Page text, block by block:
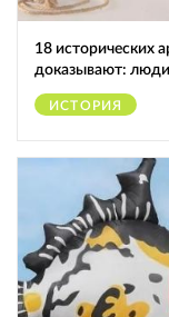
18 исторических
доказывают:
ИСТОРИЯ